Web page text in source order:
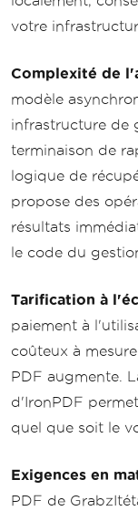
votre
Complexité de
modèle
infrastructure de
terminaison de
logique de
propose des
résultats
le code du
Tarification à
paiement à
coûteux à
PDF augmente.
d'IronPDF
quel que soit le
Exigences en
PDF de